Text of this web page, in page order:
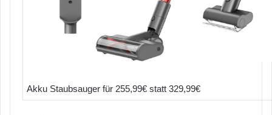
Akku Staubsauger für 255,99€ statt 329,99€